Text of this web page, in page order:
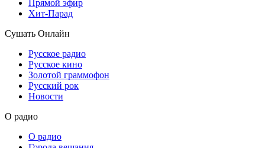
Прямой эфир
Хит-Парад
Сушать Онлайн
Русское радио
Русское кино
Золотой граммофон
Русский рок
Новости
О радио
О радио